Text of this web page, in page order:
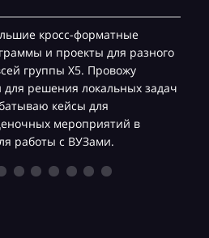
кросс-форматные
и проекты для разного
группы Х5. Провожу
решения локальных задач
кейсы для
мероприятий в
работы с ВУЗами.